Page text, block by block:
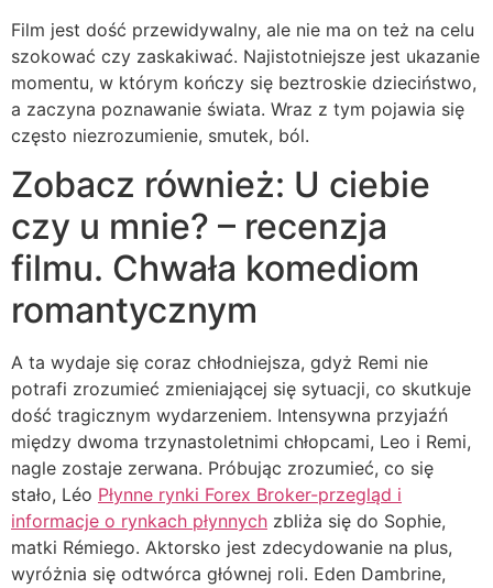
Film jest dość przewidywalny, ale nie ma on też na celu
szokować czy zaskakiwać. Najistotniejsze jest ukazanie
momentu, w którym kończy się beztroskie dzieciństwo,
a zaczyna poznawanie świata. Wraz z tym pojawia się
często niezrozumienie, smutek, ból.
Zobacz również: U ciebie
czy u mnie? – recenzja
filmu. Chwała komediom
romantycznym
A ta wydaje się coraz chłodniejsza, gdyż Remi nie
potrafi zrozumieć zmieniającej się sytuacji, co skutkuje
dość tragicznym wydarzeniem. Intensywna przyjaźń
między dwoma trzynastoletnimi chłopcami, Leo i Remi,
nagle zostaje zerwana. Próbując zrozumieć, co się
stało, Léo Płynne rynki Forex Broker-przegląd i
informacje o rynkach płynnych zbliża się do Sophie,
matki Rémiego. Aktorsko jest zdecydowanie na plus,
wyróżnia się odtwórca głównej roli. Eden Dambrine,